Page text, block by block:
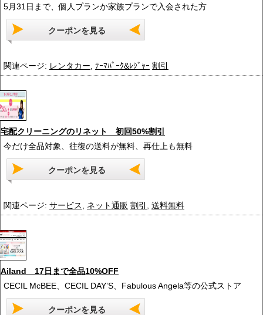
5月31日まで、個人プランか家族プランで入会された方
クーポンを見る
関連ページ: レンタカー ﾃｰﾏﾊﾟｰｸ&ﾚｼﾞｬｰ 割引
宅配クリーニングのリネット 初回50%割引
今だけ全品対象、往復の送料が無料、再仕上も無料
クーポンを見る
関連ページ: サービス ネット通販 割引 送料無料
Ailand 17日まで全品10%OFF
CECIL McBEE、CECIL DAY’S、Fabulous Angela等の公式ストア
クーポンを見る